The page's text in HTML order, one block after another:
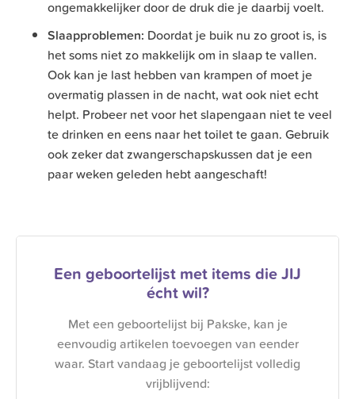
ongemakkelijker door de druk die je daarbij voelt.
Slaapproblemen: Doordat je buik nu zo groot is, is
het soms niet zo makkelijk om in slaap te vallen.
Ook kan je last hebben van krampen of moet je
overmatig plassen in de nacht, wat ook niet echt
helpt. Probeer net voor het slapengaan niet te veel
te drinken en eens naar het toilet te gaan. Gebruik
ook zeker dat zwangerschapskussen dat je een
paar weken geleden hebt aangeschaft!
Een geboortelijst met items die JIJ
écht wil?
Met een geboortelijst bij Pakske, kan je
eenvoudig artikelen toevoegen van eender
waar. Start vandaag je geboortelijst volledig
vrijblijvend: